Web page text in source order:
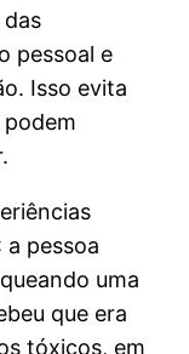
pessoal e
Isso evita
pessoa
uma
que era
tóxicos, em